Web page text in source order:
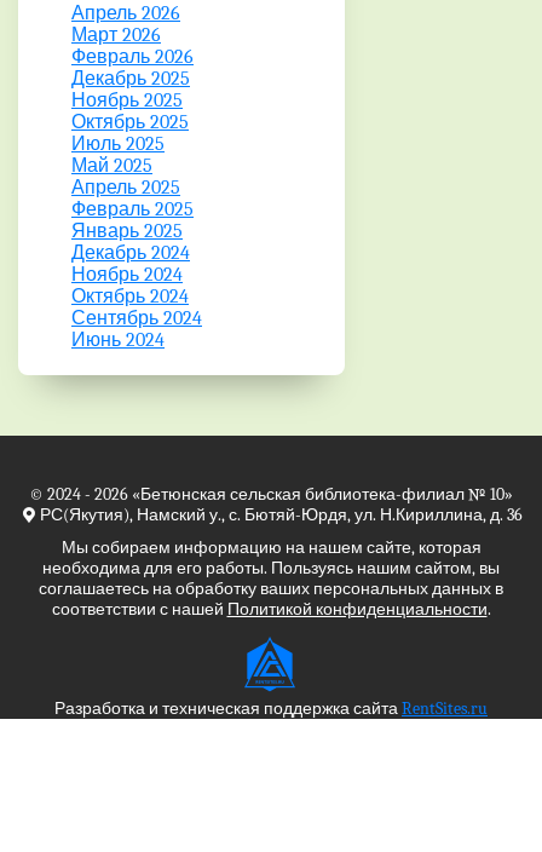
Апрель 2026
Март 2026
Февраль 2026
Декабрь 2025
Ноябрь 2025
Октябрь 2025
Июль 2025
Май 2025
Апрель 2025
Февраль 2025
Январь 2025
Декабрь 2024
Ноябрь 2024
Октябрь 2024
Сентябрь 2024
Июнь 2024
© 2024 - 2026 «Бетюнская сельская библиотека-филиал № 10»
РС(Якутия), Намский у., с. Бютяй-Юрдя, ул. Н.Кириллина, д. 36
Мы собираем информацию на нашем сайте, которая
необходима для его работы. Пользуясь нашим сайтом, вы
соглашаетесь на обработку ваших персональных данных в
соответствии с нашей Политикой конфиденциальности.
Разработка и техническая поддержка сайтаRentSites.ru